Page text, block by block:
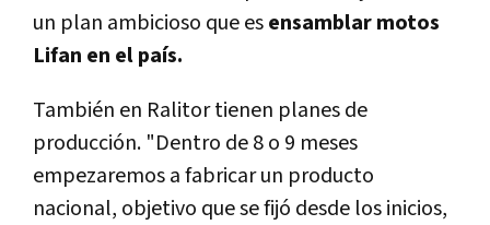
un plan ambicioso que esensamblar motos
Lifan en el país.
También en Ralitor tienen planes de
producción. "Dentro de 8 o 9 meses
empezaremos a fabricar un producto
nacional, objetivo que se fijó desde los inicios,